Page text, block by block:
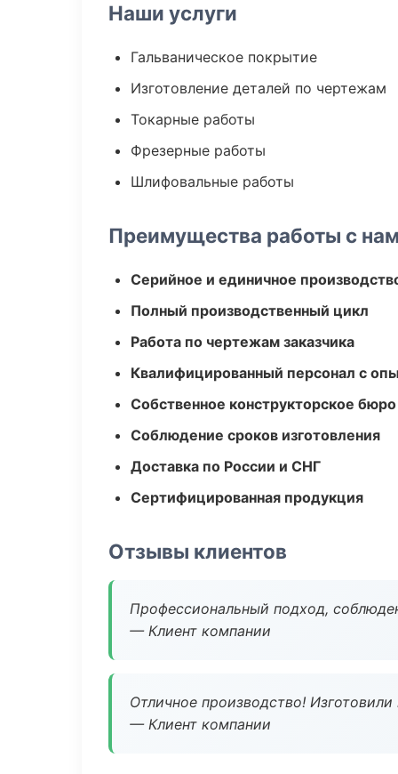
Наши услуги
Гальваническое покрытие
Изготовление деталей по чертежам
Токарные работы
Фрезерные работы
Шлифовальные работы
Преимущества работы с
Серийное и единичное
Полный производственный цикл
Работа по чертежам заказчика
Квалифицированный персонал с
Собственное конструкторское бюро
Соблюдение сроков изготовления
Доставка по России и СНГ
Сертифицированная продукция
Отзывы клиентов
Профессиональный подход,
— Клиент компании
Отличное производство!
— Клиент компании